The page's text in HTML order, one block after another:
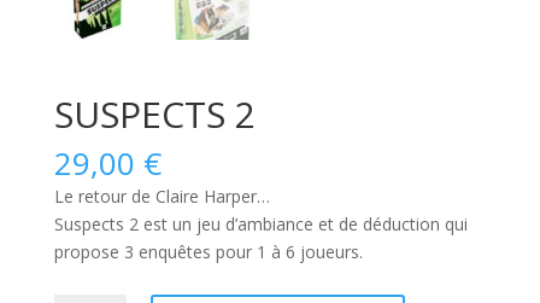
SUSPECTS 2
29,00 €
Le retour de Claire Harper…
Suspects 2est un jeu d’ambiance et de déduction qui
propose 3 enquêtes pour 1 à 6 joueurs.